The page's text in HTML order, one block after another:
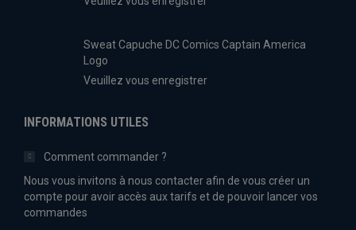
Sweat Capuche DC Comics Captain America
Logo
Veuillez vous enregistrer
INFORMATIONS UTILES
Comment commander ?
Nous vous invitons à nous contacter afin de vous créer un
compte pour avoir accès aux tarifs et de pouvoir lancer vos
commandes